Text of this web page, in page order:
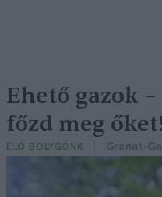
Ehető gazok
főzd meg
ÉLŐ BOLYGÓNK Granát-